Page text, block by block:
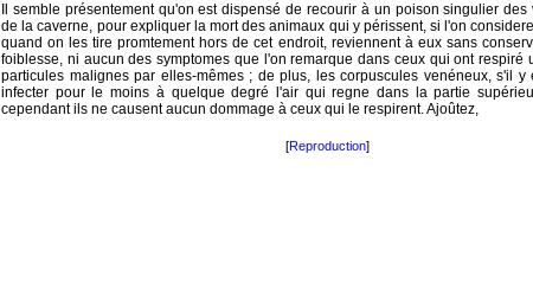
Il semble présentement qu'on est dispensé de recourir à un poison singulier
de la caverne, pour expliquer la mort des animaux qui y périssent, si l'on
quand on les tire promtement hors de cet endroit, reviennent à eux sans
foiblesse, ni aucun des symptomes que l'on remarque dans ceux qui ont respiré
particules malignes par elles-mêmes ; de plus, les corpuscules venéneux, s'il y
infecter pour le moins à quelque degré l'air qui regne dans la partie
cependant ils ne causent aucun dommage à ceux qui le respirent. Ajoûtez,
[Reproduction]